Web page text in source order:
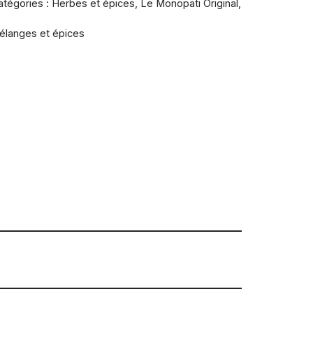
: Herbes et épices, Le Monopati Original ,
et épices